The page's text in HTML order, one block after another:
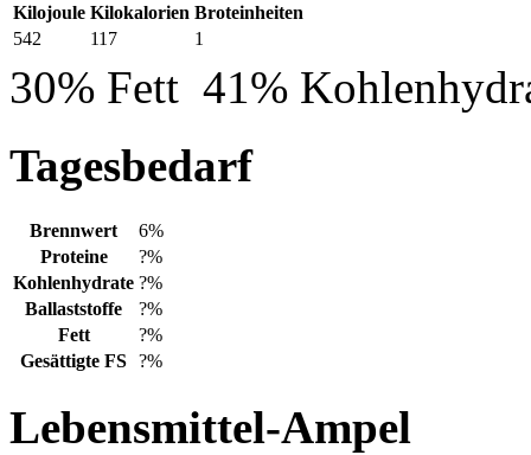
Kilojoule Kilokalorien Broteinheiten
542
117 1
30% Fett 41%
Tagesbedarf
Brennwert
6%
Proteine
?%
Kohlenhydrate ?%
Ballaststoffe
?%
Fett
?%
Gesättigte FS ?%
Lebensmittel-Ampel